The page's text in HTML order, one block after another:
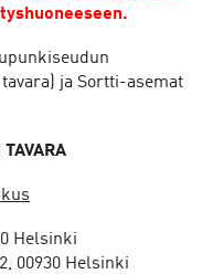
ja Sortti-asemat
Helsinki
00930 Helsinki